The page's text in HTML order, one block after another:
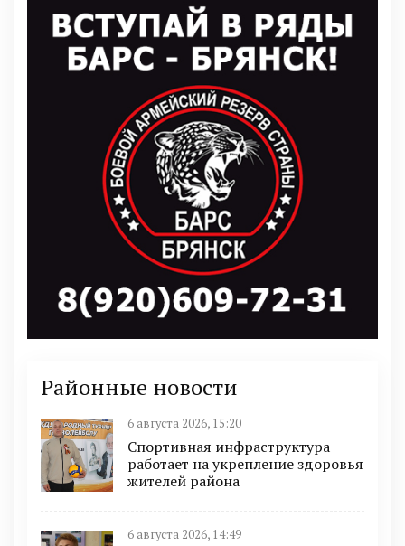
Районные новости
6 августа 2026, 15:20
Спортивная инфраструктура
работает на укрепление здоровья
жителей района
6 августа 2026, 14:49